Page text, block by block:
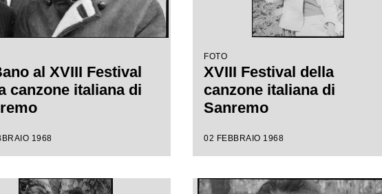
al XVIII Festival
canzone italiana di
1968
FOTO
XVIII Festival della
canzone italiana di
Sanremo
02 FEBBRAIO 1968